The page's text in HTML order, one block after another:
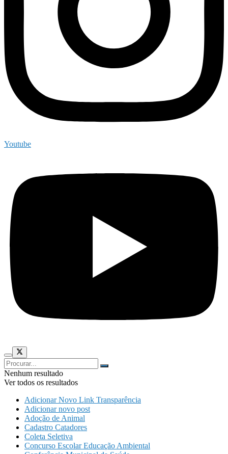
Youtube
Nenhum resultado
Ver todos os resultados
Adicionar Novo Link Transparência
Adicionar novo post
Adoção de Animal
Cadastro Catadores
Coleta Seletiva
Concurso Escolar Educação Ambiental